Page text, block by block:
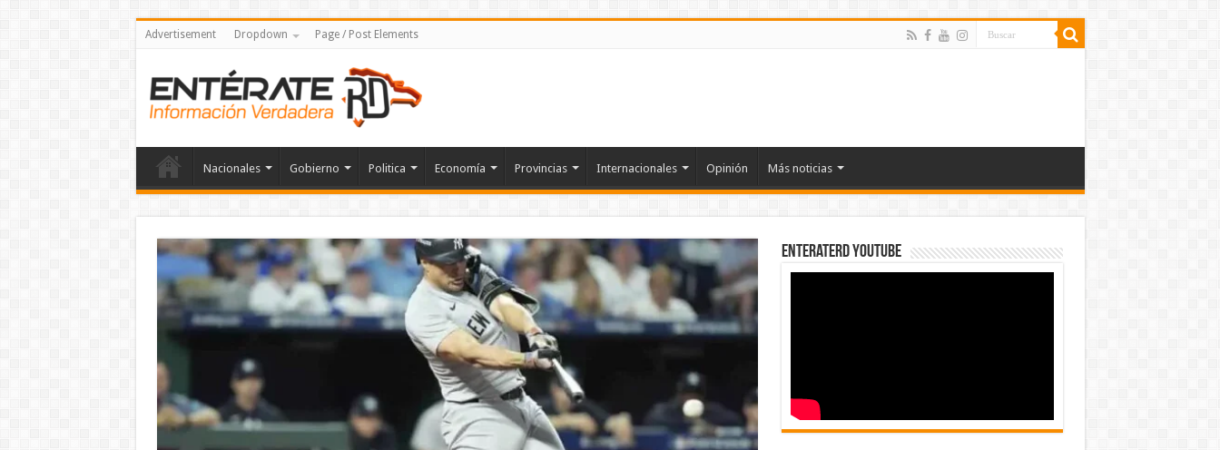
Advertisement Dropdown Page / Post Elements
Nacionales Gobierno Politica Economía Provincias Internacionales Opinión Más noticias
EnterateRD YOUTUBE